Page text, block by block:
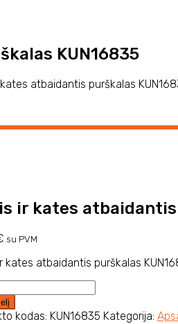
KUN16835
atbaidantis purškalas
ir kates
su PVM
kates atbaidantis purškalas
kodas: KUN16835 Kategorija: